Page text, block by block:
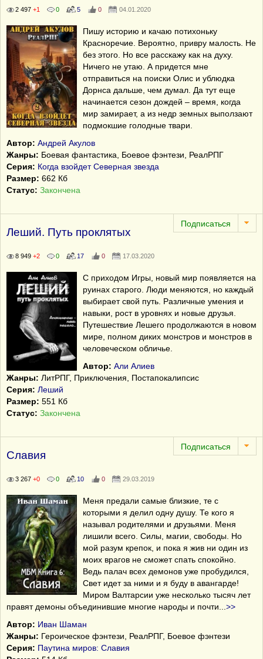
2 497 +1 0 5 0 04.01.2020
Пишу историю и качаю потихоньку
Красноречие. Вероятно, привру малость. Не
без этого. Но все расскажу как на духу.
Ничего не утаю. А придется мне
отправиться на поиски Олис и ублюдка
Дорнса дальше, чем думал. Да тут еще
начинается сезон дождей – время, когда
мир замирает, а из недр земных выползают
подмокшие голодные твари.
Автор: Андрей Акулов
Жанры: Боевая фантастика, Боевое фэнтези, РеалРПГ
Серия: Когда взойдет Северная звезда
Размер: 662 Кб
Статус: Закончена
Леший. Путь проклятых
8 949 +2 0 17 0 17.03.2020
С приходом Игры, новый мир появляется на
руинах старого. Люди меняются, но каждый
выбирает свой путь. Различные умения и
навыки, рост в уровнях и новые друзья.
Путешествие Лешего продолжаются в новом
мире, полном диких монстров и монстров в
человеческом обличье.
Автор: Али Алиев
Жанры: ЛитРПГ, Приключения, Постапокалипсис
Серия: Леший
Размер: 551 Кб
Статус: Закончена
Славия
3 267 +0 0 10 0 29.03.2019
Меня предали самые близкие, те с
которыми я делил одну душу. Те кого я
называл родителями и друзьями. Меня
лишили всего. Силы, магии, свободы. Но
мой разум крепок, и пока я жив ни один из
моих врагов не сможет спать спокойно.
Ведь палач всех демонов уже пробудился,
Свет идет за ними и я буду в авангарде!
Миром Валтарсии уже несколько тысяч лет
правят демоны объединившие многие народы и почти
>>
Автор: Иван Шаман
Жанры: Героическое фэнтези, РеалРПГ, Боевое фэнтези
Серия: Паутина миров: Славия